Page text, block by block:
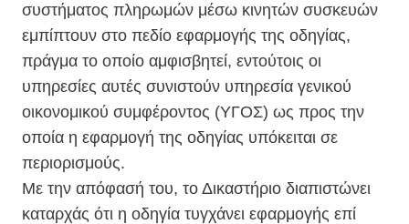
συστήματος πληρωμών μέσω κινητών συσκευών
εμπίπτουν στο πεδίο εφαρμογής της οδηγίας,
πράγμα το οποίο αμφισβητεί, εντούτοις οι
υπηρεσίες αυτές συνιστούν υπηρεσία γενικού
οικονομικού συμφέροντος (ΥΓΟΣ) ως προς την
οποία η εφαρμογή της οδηγίας υπόκειται σε
περιορισμούς.
Με την απόφασή του, το Δικαστήριο διαπιστώνει
καταρχάς ότι η οδηγία τυγχάνει εφαρμογής επί